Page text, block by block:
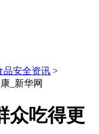
品安全资讯 >
_新华网
众吃得更